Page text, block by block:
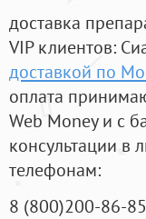
доставка
VIP клиентов:
доставкой по
оплата
Web Money и с
консультации в
телефонам:
8 (800)200-86-85